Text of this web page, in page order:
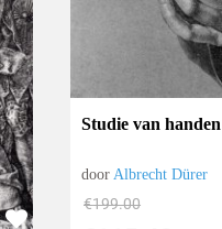
Studie van handen
doorAlbrecht Dürer
€199.00